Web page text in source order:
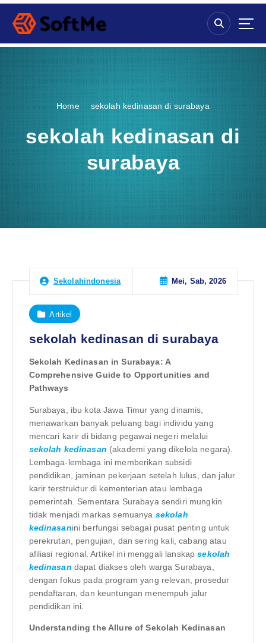
S
p
Home sekolah kedinasan di surabaya
sekolah kedinasan di
surabaya
Sekolahindonesia Mei, Sab, 2026
Artikel
sekolah kedinasan di surabaya
Sekolah Kedinasan in Surabaya: A
Comprehensive Guide to Opportunities and
Pathways
Surabaya, ibu kota Jawa Timur yang dinamis,
menawarkan banyak peluang bagi individu yang
mencari karir di bidang pegawai negeri melalui
sekolah kedinasan (akademi yang dikelola negara).
Lembaga-lembaga ini memberikan subsidi
pendidikan, jaminan pekerjaan setelah lulus, dan jalur
karir terstruktur di kementerian atau lembaga
pemerintah. Sementara Surabaya sendiri mungkin
tidak menjadi markas semuanya sekolah
kedinasanini berfungsi sebagai pusat penting untuk
perekrutan, pengujian, dan sering kali, cabang atau
afiliasi regional. Artikel ini menggali lanskapsekolah
kedinasan dapat diakses oleh warga Surabaya,
dengan fokus pada program yang relevan, prosedur
pendaftaran, dan keuntungan menempuh jalur
pendidikan ini.
Understanding the Allure of Sekolah Kedinasan